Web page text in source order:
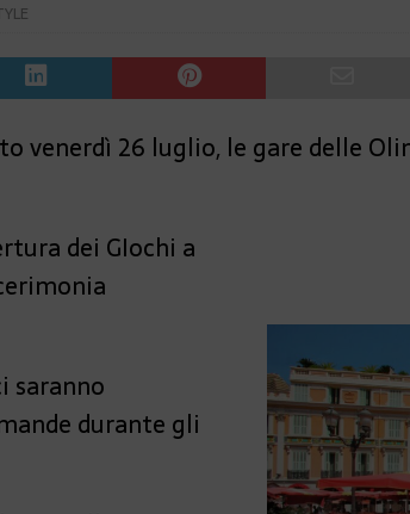
venerdì 26 luglio, le gare delle
dei GIochi a
saranno
durante gli